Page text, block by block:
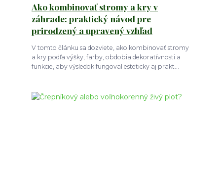
Ako kombinovať stromy a kry v
záhrade: praktický návod pre
prirodzený a upravený vzhľad
V tomto článku sa dozviete, ako kombinovať stromy
a kry podľa výšky, farby, obdobia dekoratívnosti a
funkcie, aby výsledok fungoval esteticky aj prakt...